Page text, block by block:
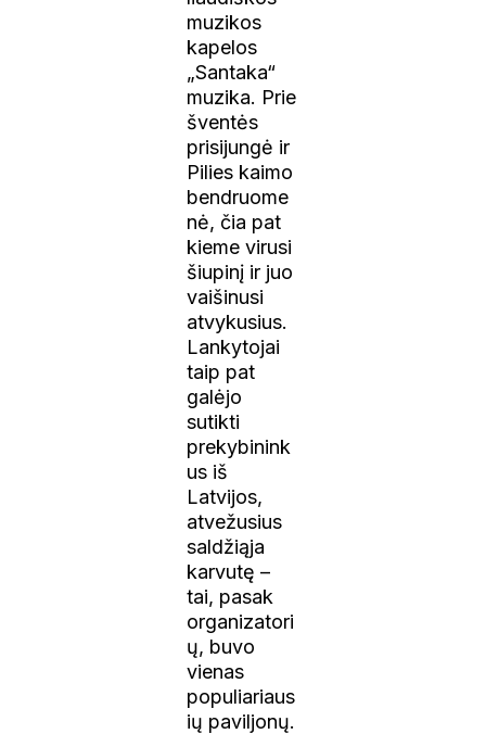
muzikos
kapelos
„Santaka“
muzika. Prie
šventės
prisijungė ir
Pilies kaimo
bendruome
nė, čia pat
kieme virusi
šiupinį ir juo
vaišinusi
atvykusius.
Lankytojai
taip pat
galėjo
sutikti
prekybinink
us iš
Latvijos,
atvežusius
saldžiąja
karvutę –
tai, pasak
organizatori
ų, buvo
vienas
populiariaus
ių paviljonų.